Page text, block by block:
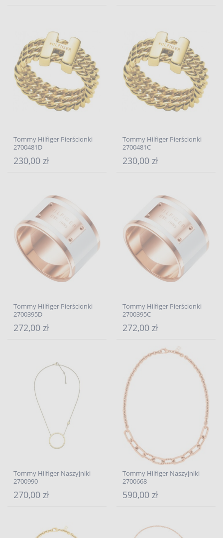
Tommy Hilfiger Pierścionki
2700481D
230,00 zł
Tommy Hilfiger Pierścionki
2700481C
230,00 zł
Tommy Hilfiger Pierścionki
2700395D
272,00 zł
Tommy Hilfiger Pierścionki
2700395C
272,00 zł
Tommy Hilfiger Naszyjniki
2700990
270,00 zł
Tommy Hilfiger Naszyjniki
2700668
590,00 zł